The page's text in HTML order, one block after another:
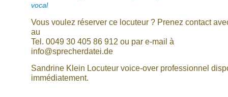
vocal
Vous voulez réserver ce locuteur ? Prenez contact
au
Tel. 0049 30 405 86 912 ou par e-mail à
info@sprecherdatei.de
Sandrine Klein Locuteur voice-over professionnel
immédiatement.